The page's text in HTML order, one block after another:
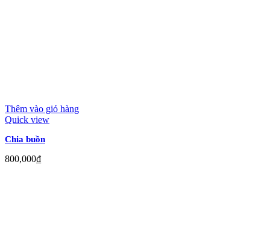
Thêm vào giỏ hàng
Quick view
Chia buồn
800,000₫